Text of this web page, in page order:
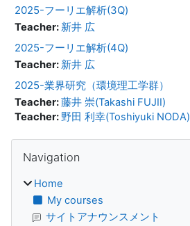
2025-フーリエ解析(3Q)
Teacher: 新井 広
2025-フーリエ解析(4Q)
Teacher: 新井 広
2025-業界研究（環境理工学群）
Teacher:藤井 崇(Takashi FUJII)
Teacher:野田 利幸(Toshiyuki NODA)
Blocks
Navigation
Home
My courses
サイトアナウンスメント